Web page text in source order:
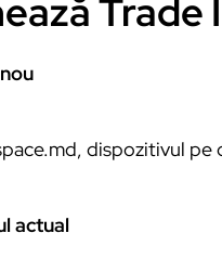
Trade
dispozitivul pe
actual